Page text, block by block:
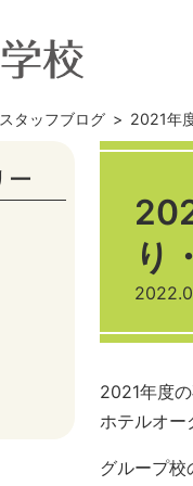
スタッフブログ > 2021年
り
2021年度の
ホテルオー
グループ校